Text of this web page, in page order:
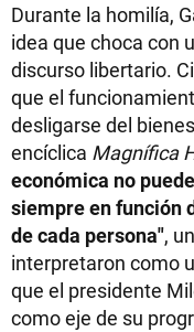
Durante la homilía,
idea que choca con
discurso libertario.
que el
desligarse del
encíclica Magnífica
económica no
siempre en función
de cada persona",
interpretaron como
que el presidente
como eje de su